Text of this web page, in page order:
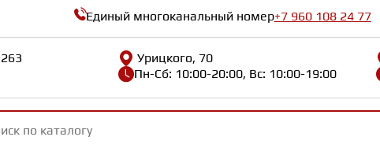
Единый многоканальный номер+7 960 108 24 77
Урицкого, 70
Пн-Сб: 10:00-20:00, Вс: 10:00-19:00